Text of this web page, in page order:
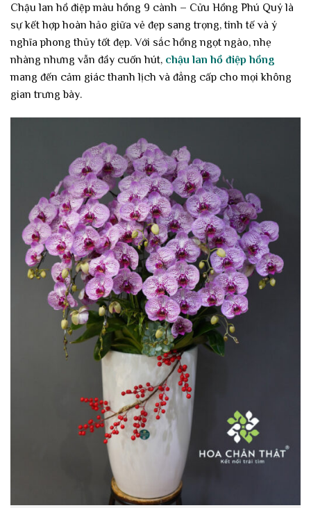
Chậu lan hồ điệp màu hồng 9 cành – Cửu Hồng Phú Quý là
sự kết hợp hoàn hảo giữa vẻ đẹp sang trọng, tinh tế và ý
nghĩa phong thủy tốt đẹp. Với sắc hồng ngọt ngào, nhẹ
nhàng nhưng vẫn đầy cuốn hút, chậu lan hồ điệp hồng
mang đến cảm giác thanh lịch và đẳng cấp cho mọi không
gian trưng bày.